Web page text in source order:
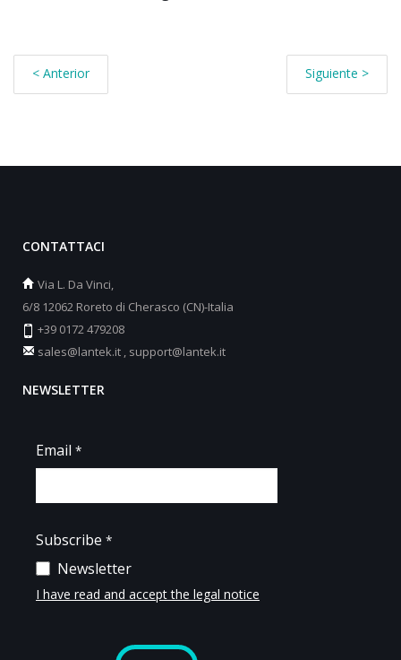
< Anterior Siguiente >
CONTATTACI
Via L. Da Vinci,
6/8 12062 Roreto di Cherasco (CN)-Italia
+39 0172 479208
sales@lantek.it , support@lantek.it
NEWSLETTER